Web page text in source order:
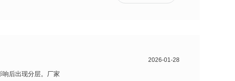
后出现分层。厂家
2026-01-28